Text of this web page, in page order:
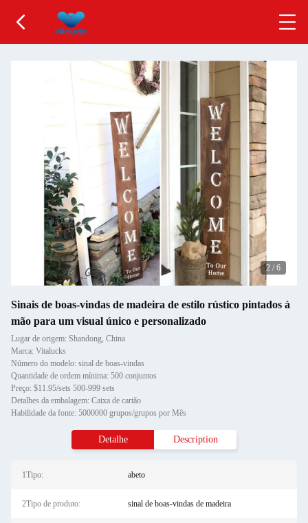
2 / 6
Sinais de boas-vindas de madeira de estilo rústico pintados à
mão para um visual único e personalizado
Lugar de origem: Shandong, China
Marca: Vitalucks
Número do modelo: sinal de boas-vindas
Quantidade de ordem mínima: 500 conjuntos
Preço: $11.95/sets 500-999 sets
Detalhes da embalagem: Caixa de cartão
Habilidade da fonte: 5000000 grupos/grupos por Mês
Detalhe Description
1Tipo: abeto
2Tipo de produto: sinal de boas-vindas de madeira